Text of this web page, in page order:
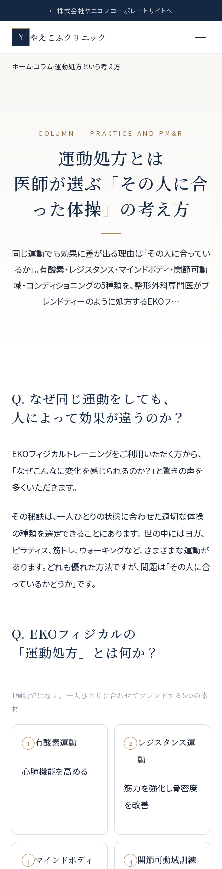
← 株式会社ヤエコフ コーポレートサイトへ
Y やえこふクリニック
ホーム コラム 運動処方という考え方
COLUMN ｜ PRACTICE AND PM&R
運動処方とは
医師が選ぶ「その人に合
った体操」の考え方
同じ運動でも効果に差が出る理由は「その人に合ってい
るか」。有酸素・レジスタンス・マインドボディ・関節可動
域・コンディショニングの5種類を、整形外科専門医がブ
レンドティーのように処方するEKOフ…
Q. なぜ同じ運動をしても、
人によって効果が違うのか？
EKOフィジカルトレーニングをご利用いただく方から、
「なぜこんなに変化を感じられるのか？」と驚きの声を
多くいただきます。
その秘訣は、一人ひとりの状態に合わせた適切な体操
の種類を選定できることにあります。 世の中にはヨガ、
ピラティス、筋トレ、ウォーキングなど、さまざまな運動が
あります。どれも優れた方法ですが、問題は「その人に合
っているかどうか」です。
Q. EKOフィジカルの
「運動処方」とは何か？
1種類ではなく、一人ひとりに合わせてブレンドする5つの素
材
1 有酸素運動
心肺機能を高める
2 レジスタンス運
動
筋力を強化し骨密度
を改善
3 マインドボディ
4 関節可動域訓練